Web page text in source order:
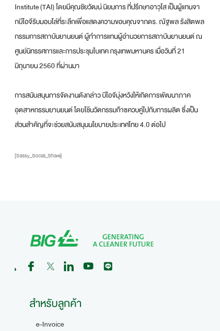
Institute (TAI) โดยมีคุณชัยวัฒน์ นิยมการ ที่ปรึกษาอาวุโส เป็นผู้แทนจา
กบีไอจีรับมอบโล่ที่ระลึกเพื่อแสดงความขอบคุณจากดร. ณัฐพล รังสิตพล
กรรมการสถาบันยานยนต์ ผู้ทำการแทนผู้อำนวยการสถาบันยานยนต์ ณ
ศูนย์นิทรรศการและการประชุมไบเทค กรุงเทพมหานคร เมื่อวันที่ 21
มิถุนายน 2560 ที่ผ่านมา
การสนับสนุนการจัดงานดังกล่าว บีไอจีมุ่งหวังให้เกิดการพัฒนาภาค
อุตสาหกรรมยานยนต์ โดยใช้นวัตกรรมก๊าซควบคู่ไปกับการผลิต ซึ่งเป็น
ส่วนสำคัญที่จะช่วยสนับสนุนนโยบายประเทศไทย 4.0 ต่อไป
[Sassy_Social_Share]
สำหรับลูกค้า
e-Invoice